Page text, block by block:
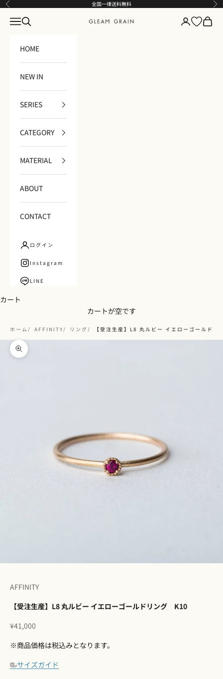
コンテンツへスキップ
前へ 全国一律送料無料 次
GLEAM GRAIN
メニュー
検索 ログインカート
HOME
NEW IN
SERIES
CATEGORY
MATERIAL
ABOUT
CONTACT
ログイン
Instagram
LINE
カート
カートが空です
ホーム AFFINITY リング 【受注生産】L8 丸ルビー イエローゴールド
ズームイン
AFFINITY
【受注生産】L8 丸ルビー イエローゴールドリング K10
セール価格
¥41,000
※商品価格は税込みとなります。
サイズガイド